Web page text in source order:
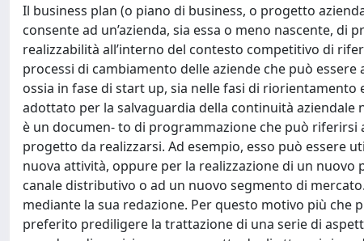
Il business plan (o piano di business, o progetto
consente ad un’azienda, sia essa o meno nascente,
realizzabilità all’interno del contesto competitivo di
processi di cambiamento delle aziende che può
ossia in fase di start up, sia nelle fasi di
adottato per la salvaguardia della continuità
è un documen- to di programmazione che può riferirsi
progetto da realizzarsi. Ad esempio, esso può essere
nuova attività, oppure per la realizzazione di un
canale distributivo o ad un nuovo segmento di
mediante la sua redazione. Per questo motivo più
preferito prediligere la trattazione di una serie di